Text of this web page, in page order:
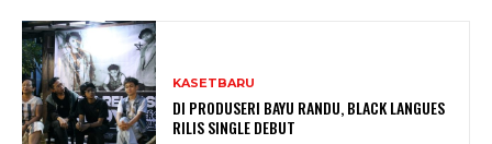
KASETBARU
DI PRODUSERI BAYU RANDU, BLACK LANGUES
RILIS SINGLE DEBUT